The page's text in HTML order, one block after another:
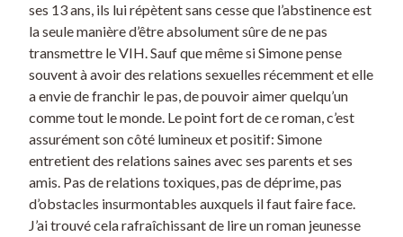
ses 13 ans, ils lui répètent sans cesse que l’abstinence est
la seule manière d’être absolument sûre de ne pas
transmettre le VIH. Sauf que même si Simone pense
souvent à avoir des relations sexuelles récemment et elle
a envie de franchir le pas, de pouvoir aimer quelqu’un
comme tout le monde. Le point fort de ce roman, c’est
assurément son côté lumineux et positif: Simone
entretient des relations saines avec ses parents et ses
amis. Pas de relations toxiques, pas de déprime, pas
d’obstacles insurmontables auxquels il faut faire face.
J’ai trouvé cela rafraîchissant de lire un roman jeunesse